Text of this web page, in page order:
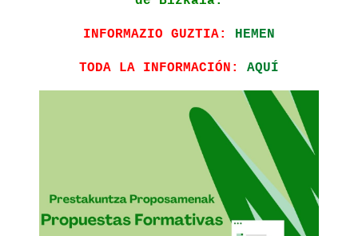
INFORMAZIO GUZTIA: HEMEN
TODA LA INFORMACIÓN: AQUÍ